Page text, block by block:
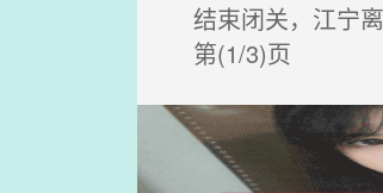
结束闭关，江宁
第(1/3)页